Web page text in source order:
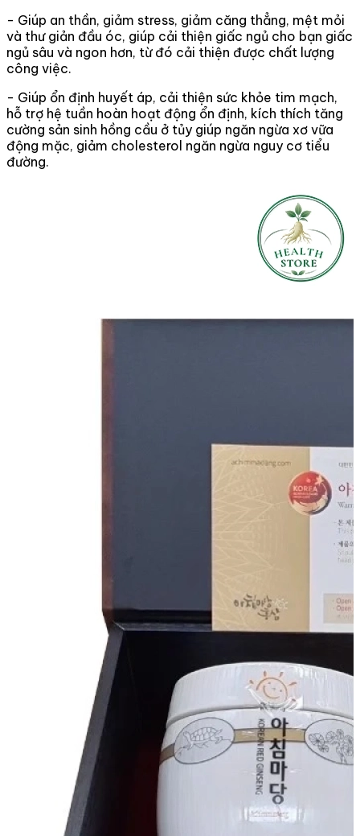
- Giúp an thần, giảm stress, giảm căng thẳng, mệt mỏi
và thư giản đầu óc, giúp cải thiện giấc ngủ cho bạn giấc
ngủ sâu và ngon hơn, từ đó cải thiện được chất lượng
công việc.
- Giúp ổn định huyết áp, cải thiện sức khỏe tim mạch,
hỗ trợ hệ tuần hoàn hoạt động ổn định, kích thích tăng
cường sản sinh hồng cầu ở tủy giúp ngăn ngừa xơ vữa
động mặc, giảm cholesterol ngăn ngừa nguy cơ tiểu
đường.